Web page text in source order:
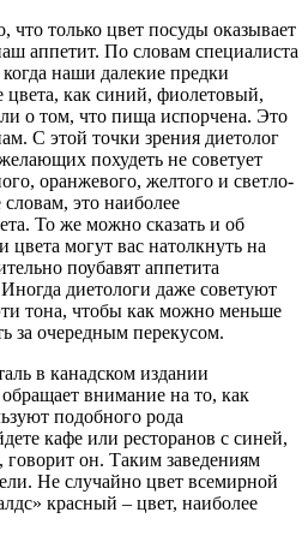
что только цвет посуды оказывает
аппетит. По словам специалиста
наши далекие предки
цвета, как синий, фиолетовый,
о том, что пища испорчена. Это
С этой точки зрения диетолог
похудеть не советует
оранжевого, желтого и светло-
это наиболее
То же можно сказать и об
могут вас натолкнуть на
поубавят аппетита
диетологи даже советуют
тона, чтобы как можно меньше
за очередным перекусом.
в канадском издании
внимание на то, как
подобного рода
кафе или ресторанов с синей,
он. Таким заведениям
Не случайно цвет всемирной
красный – цвет, наиболее